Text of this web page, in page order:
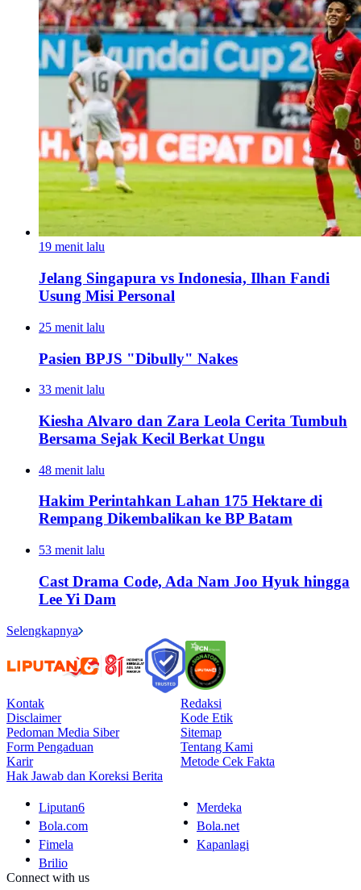
19 menit lalu
Jelang Singapura vs Indonesia, Ilhan Fandi
Usung Misi Personal
25 menit lalu
Pasien BPJS "Dibully" Nakes
33 menit lalu
Kiesha Alvaro dan Zara Leola Cerita Tumbuh
Bersama Sejak Kecil Berkat Ungu
48 menit lalu
Hakim Perintahkan Lahan 175 Hektare di
Rempang Dikembalikan ke BP Batam
53 menit lalu
Cast Drama Code, Ada Nam Joo Hyuk hingga
Lee Yi Dam
Selengkapnya
Kontak
Redaksi
Disclaimer
Kode Etik
Pedoman Media Siber
Sitemap
Form Pengaduan
Tentang Kami
Karir
Metode Cek Fakta
Hak Jawab dan Koreksi Berita
Liputan6
Merdeka
Bola.com
Bola.net
Fimela
Kapanlagi
Brilio
Connect with us